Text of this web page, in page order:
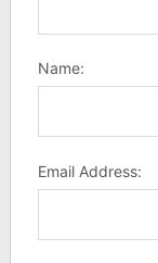
Name:
Email Address: